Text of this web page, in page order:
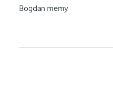
Bogdan memy